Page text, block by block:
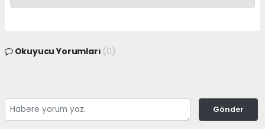
Okuyucu Yorumları (0)
Gönder